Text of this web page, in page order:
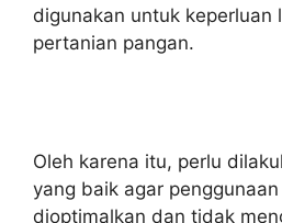
digunakan untuk keperluan
pertanian pangan.
Oleh karena itu, perlu
yang baik agar
dioptimalkan dan tidak